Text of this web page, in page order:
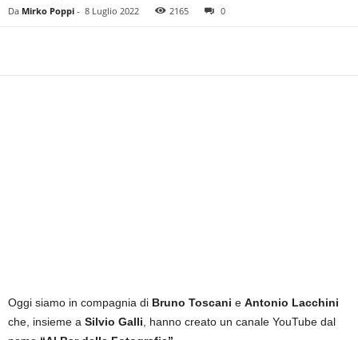
Da Mirko Poppi - 8 Luglio 2022 2165 0
Oggi siamo in compagnia di Bruno Toscani e Antonio Lacchini
che, insieme a Silvio Galli, hanno creato un canale YouTube dal